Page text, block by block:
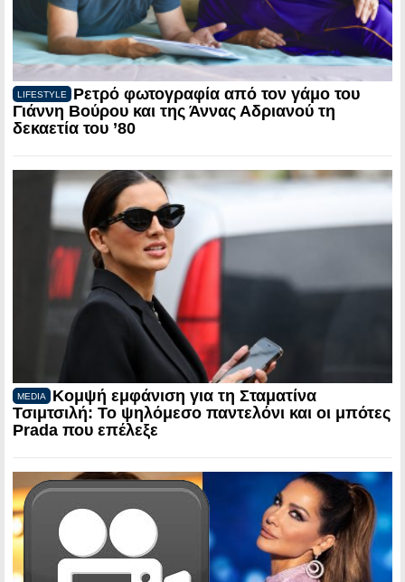
LIFESTYLE
Ρετρό φωτογραφία από τον γάμο του
Γιάννη Βούρου και της Άννας Αδριανού τη
δεκαετία του ’80
MEDIA
Κομψή εμφάνιση για τη Σταματίνα
Τσιμτσιλή: Το ψηλόμεσο παντελόνι και οι μπότες
Prada που επέλεξε